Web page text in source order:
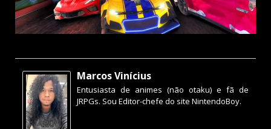
Marcos Vinícius
Entusiasta de animes (não otaku) e fã de
JRPGs. Sou Editor-chefe do site NintendoBoy.